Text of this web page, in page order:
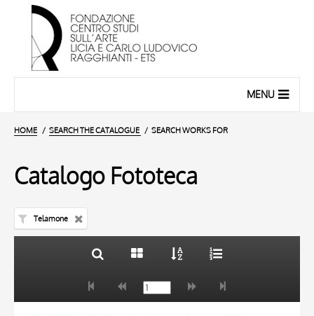
MENU
HOME SEARCH THE CATALOGUE SEARCH WORKS FOR
Catalogo Fototeca
Telamone
AUTHOR
20 RESULTS